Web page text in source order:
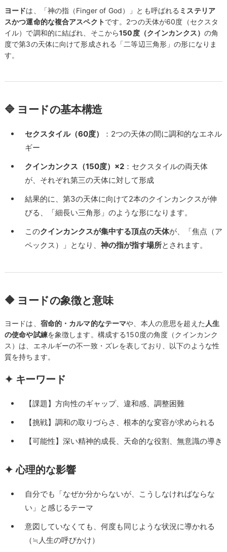
ヨードは、「神の指（Finger of God）」とも呼ばれる ミステリア
スかつ運命的な複合アスペクトです。2つの天体が60度（セクスタ
イル）で調和的に結ばれ、そこから150度（クインカンクス）の角
度で第3の天体に向けて形成される「二等辺三角形」の形になりま
す。
🔷 ヨードの基本構造
セクスタイル（60度）
：2つの天体の間に調和的なエネル
ギー
クインカンクス（150度）×2：セクスタイルの両天体
が、それぞれ第三の天体に対して形成
結果的に、第3の天体に向けて2本のクインカンクスが伸
びる、「細長い三角形」のような形になります。
このクインカンクスが集中する頂点の天体が、「焦点（ア
ペックス）」となり、 神の指が指す場所とされます。
🔶 ヨードの象徴と意味
ヨードは、 宿命的・カルマ的なテーマや、本人の意思を超えた 人生
の使命や試練を象徴します。構成する150度の角度（クインカンク
ス）は、エネルギーの不一致・ズレを表しており、以下のような性
質を持ちます。
✦ キーワード
【課題】方向性のギャップ、違和感、調整困難
【挑戦】調和の取りづらさ、根本的な変容が求められる
【可能性】深い精神的成長、天命的な役割、無意識の導き
✦ 心理的な影響
自分でも「なぜか分からないが、こうしなければならな
い」と感じるテーマ
意図していなくても、何度も同じような状況に導かれる
（≒人生の呼びかけ）